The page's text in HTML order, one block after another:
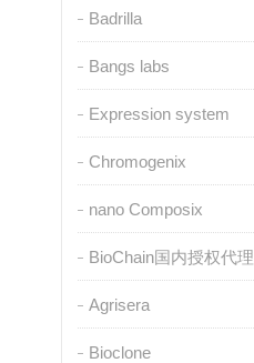
Badrilla
Bangs labs
Expression system
Chromogenix
nano Composix
BioChain国内授权代理
Agrisera
Bioclone